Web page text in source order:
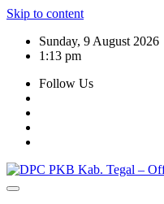
Skip to content
Sunday, 9 August 2026
1:13 pm
Follow Us